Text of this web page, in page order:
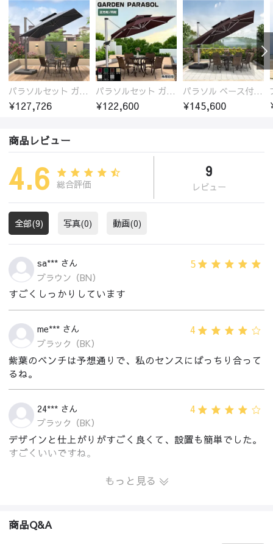
パラソルセット ガーデンパラソル ベース付き パラソルセット アルミ製 チルト機能 日よけ 日傘 アウトドア おしゃれ
¥127,726
パラソルセット ガーデンパラソル 日よけ 日傘 ベースセット スタンドパラソル ガーデニング用品 テラス ウッドデッキ
¥122,600
パラソル ベース付き ガーデンパラソルセット 日よけ ガーデンパラソル パラソル 日傘 アウトドア
¥145,600
商品レビュー
4.6 総合評価
9
レビュー
全部(9) 写真(0) 動画(0)
sa*** さん 5
ブラウン（BN）
すごくしっかりしています
me*** さん 4
ブラック（BK）
紫葉のベンチは予想通りで、私のセンスにばっちり合って
るね。
24*** さん 4
ブラック（BK）
デザインと仕上がりがすごく良くて、設置も簡単でした。
すごくいいですね。
もっと見る
商品Q&A